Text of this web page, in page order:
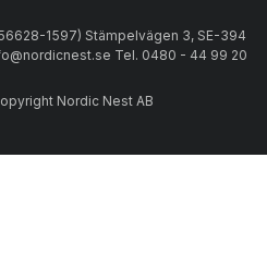
1597) Stämpelvägen 3, SE-394
Tel. 0480 - 44 99 20
Nordic Nest AB